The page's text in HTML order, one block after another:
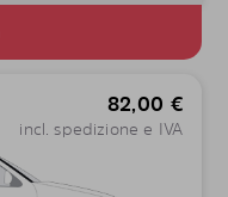
82,00 €
incl. spedizione e IVA